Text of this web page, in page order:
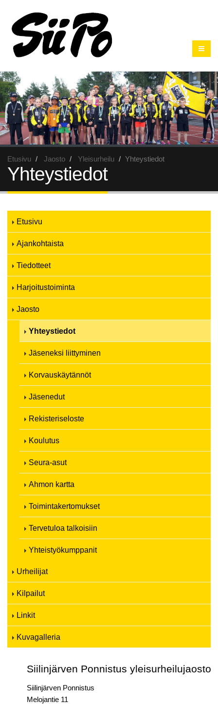
Etusivu Jaosto Yleisurheilu Yhteystiedot
Yhteystiedot
Etusivu
Ajankohtaista
Tiedotteet
Harjoitustoiminta
Jaosto
Yhteystiedot
Jäseneksi liittyminen
Korvauskäytännöt
Jäsenedut
Rekisteriseloste
Koulutus
Seura-asut
Ahmon kartta
Toimintakertomukset
Tervetuloa talkoisiin
Yhteistyökumppanit
Urheilijat
Kilpailut
Linkit
Kuvagalleria
Siilinjärven Ponnistus yleisurheilujaosto
Siilinjärven Ponnistus
Melojantie 11